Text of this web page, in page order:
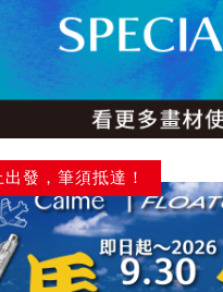
出發，筆須抵達！